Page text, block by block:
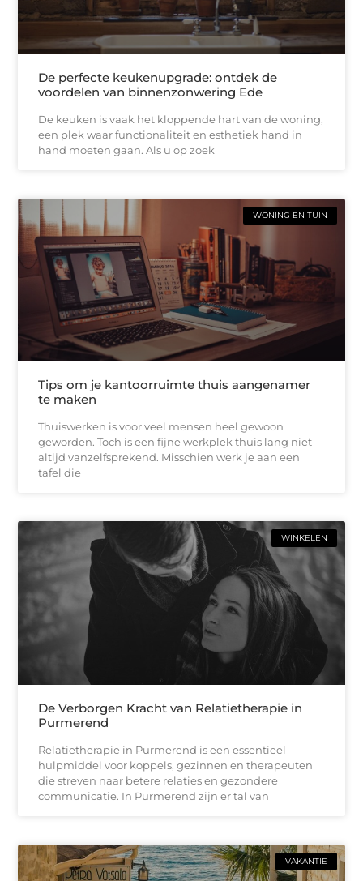
De perfecte keukenupgrade: ontdek de
voordelen van binnenzonwering Ede
De keuken is vaak het kloppende hart van de woning,
een plek waar functionaliteit en esthetiek hand in
hand moeten gaan. Als u op zoek
WONING EN TUIN
Tips om je kantoorruimte thuis aangenamer
te maken
Thuiswerken is voor veel mensen heel gewoon
geworden. Toch is een fijne werkplek thuis lang niet
altijd vanzelfsprekend. Misschien werk je aan een
tafel die
WINKELEN
De Verborgen Kracht van Relatietherapie in
Purmerend
Relatietherapie in Purmerend is een essentieel
hulpmiddel voor koppels, gezinnen en therapeuten
die streven naar betere relaties en gezondere
communicatie. In Purmerend zijn er tal van
VAKANTIE